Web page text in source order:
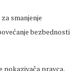
smanjenje
ćanjebezbednosti
pokazivača pravca,